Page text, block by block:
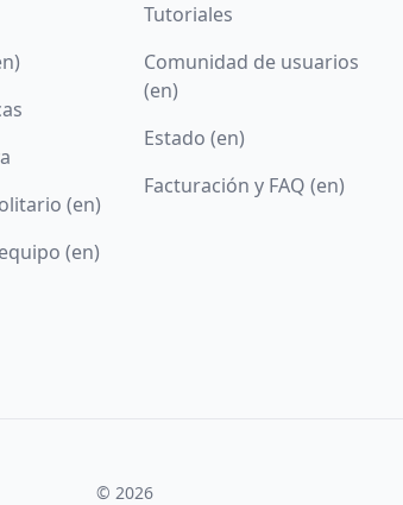
(en)
(en)
Tutoriales
Comunidad de usuarios
(en)
Estado (en)
Facturación y FAQ (en)
© 2026